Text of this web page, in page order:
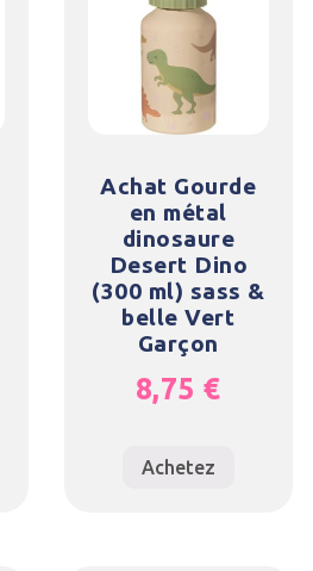
Achat Gourde
en métal
dinosaure
Desert Dino
(300 ml) sass &
belle Vert
Garçon
8,75 €
Achetez